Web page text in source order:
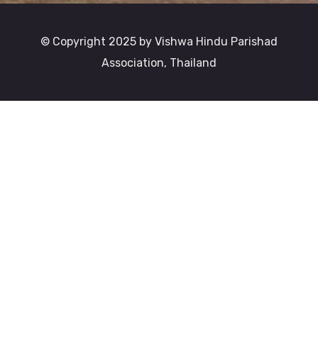
© Copyright 2025 by Vishwa Hindu Parishad
Association, Thailand